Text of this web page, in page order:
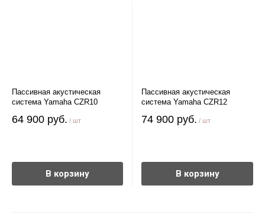
Пассивная акустическая
система Yamaha CZR10
64 900 руб. / шт
В корзину
Пассивная акустическая
система Yamaha CZR12
74 900 руб. / шт
В корзину